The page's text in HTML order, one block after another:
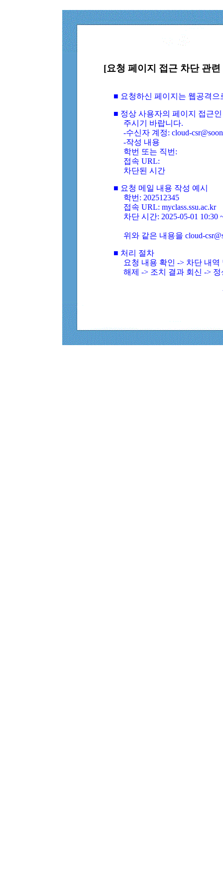
[요청 페이지 접근 차단 관
■ 요청하신 페이지는 웹공격
■ 정상 사용자의 페이지 접근
주시기 바랍니다.
-수신자 계정: cloud-
-작성 내용
학번 또는 직번:
접속 URL:
차단된 시간
■ 요청 메일 내용 작성 예시
학번: 202512345
접속 URL: myclass.ssu.ac.kr
차단 시간: 2025-05-01 10:30
위와 같은 내용을 cloud-
■ 처리 절차
요청 내용 확인 -> 차단 내
해제 -> 조치 결과 회신 ->